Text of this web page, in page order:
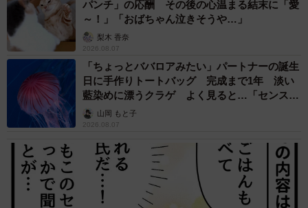
パンチ」の応酬 その後の心温まる結末に「愛
～！」「おばちゃん泣きそうや…」
梨木 香奈
2026.08.07
「ちょっとババロアみたい」パートナーの誕生
日に手作りトートバッグ 完成まで1年 淡い
藍染めに漂うクラゲ よく見ると…「センスす
ごい」山岡 もと子
2026.08.07